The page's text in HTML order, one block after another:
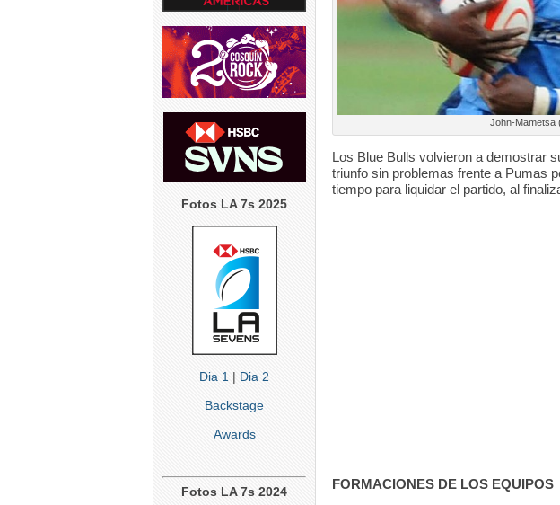
Fotos LA 7s 2025
Dia 1 | Dia 2
Backstage
Awards
Fotos LA 7s 2024
John-Mametsa
Los Blue Bulls volvieron a demostrar
triunfo sin problemas frente a Pumas
tiempo para liquidar el partido, al
FORMACIONES DE LOS EQUIPOS